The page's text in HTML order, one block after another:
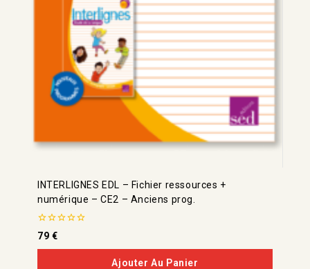
INTERLIGNES EDL – Fichier ressources +
numérique – CE2 – Anciens prog.
0
de
5
79 €
Ajouter Au Panier